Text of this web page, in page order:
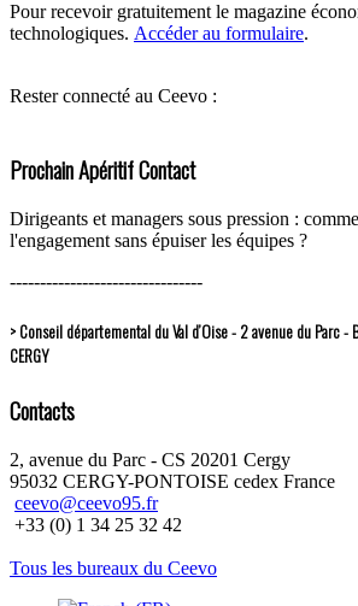
Pour recevoir gratuitement le magazine
technologiques. Accéder au formulaire.
Rester connecté au Ceevo :
Prochain Apéritif Contact
Dirigeants et managers sous pression :
l'engagement sans épuiser les équipes ?
--------------------------------
> Conseil départemental du Val d’Oise - 2 avenue du Parc
CERGY
Contacts
2, avenue du Parc - CS 20201 Cergy
95032 CERGY-PONTOISE cedex France
ceevo@ceevo95.fr
+33 (0) 1 34 25 32 42
Tous les bureaux du Ceevo